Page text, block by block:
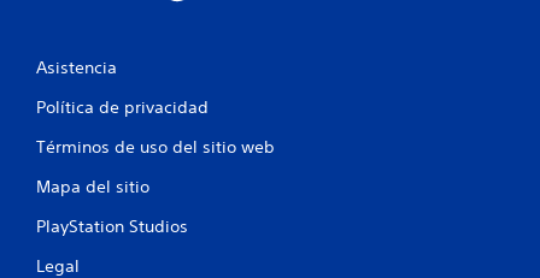
Asistencia
Política de privacidad
Términos de uso del sitio web
Mapa del sitio
PlayStation Studios
Legal